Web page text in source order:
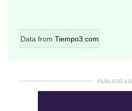
Data from Tiempo3.com
PUBLICIDAD